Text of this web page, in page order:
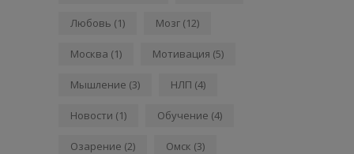
Любовь (1) Мозг (12)
Москва (1) Мотивация (5)
Мышление (3) НЛП (4)
Новости (1) Обучение (4)
Озарение (2) Омск (3)